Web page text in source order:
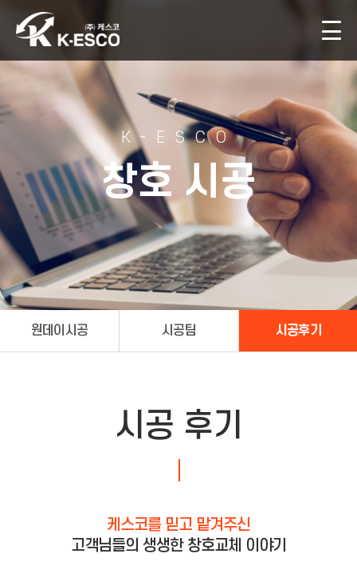
K-ESCO
창호 시공
원데이시공 시공팀 시공후기
시공 후기
케스코를 믿고 맡겨주신
고객님들의 생생한 창호교체 이야기